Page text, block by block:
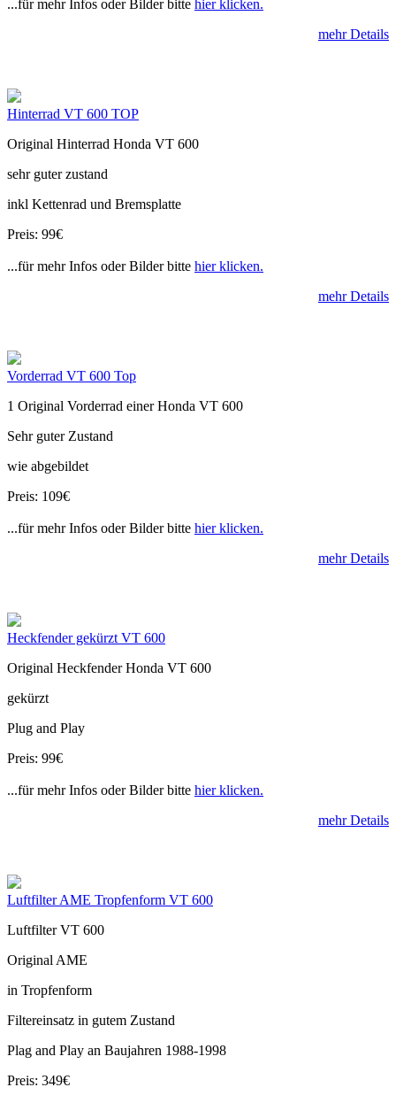
...für mehr Infos oder Bilder bitte hier klicken.
mehr Details
Hinterrad VT 600 TOP
Original Hinterrad Honda VT 600
sehr guter zustand
inkl Kettenrad und Bremsplatte
Preis: 99€
...für mehr Infos oder Bilder bitte hier klicken.
mehr Details
Vorderrad VT 600 Top
1 Original Vorderrad einer Honda VT 600
Sehr guter Zustand
wie abgebildet
Preis: 109€
...für mehr Infos oder Bilder bitte hier klicken.
mehr Details
Heckfender gekürzt VT 600
Original Heckfender Honda VT 600
gekürzt
Plug and Play
Preis: 99€
...für mehr Infos oder Bilder bitte hier klicken.
mehr Details
Luftfilter AME Tropfenform VT 600
Luftfilter VT 600
Original AME
in Tropfenform
Filtereinsatz in gutem Zustand
Plag and Play an Baujahren 1988-1998
Preis: 349€